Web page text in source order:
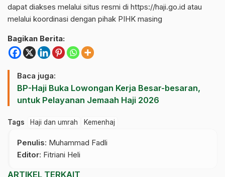
dapat diakses melalui situs resmi di https://haji.go.id atau
melalui koordinasi dengan pihak PIHK masing
Bagikan Berita:
Baca juga:
BP-Haji Buka Lowongan Kerja Besar-besaran,
untuk Pelayanan Jemaah Haji 2026
Tags Haji dan umrah Kemenhaj
Penulis: Muhammad Fadli
Editor: Fitriani Heli
ARTIKEL TERKAIT